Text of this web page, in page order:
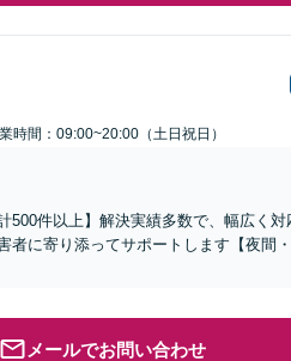
時間：09:00~20:00（土日祝日）
500件以上】解決実績多数で、幅広く対
者に寄り添ってサポートします【夜間
メールでお問い合わせ